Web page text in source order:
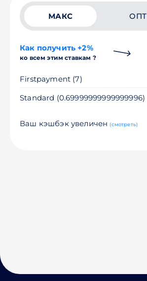
МАКС ОПТ
Как получить +2%
ко всем этим ставкам ?
Firstpayment (7)
Standard (0.69999999999999996)
Ваш кэшбэк увеличен (смотреть)